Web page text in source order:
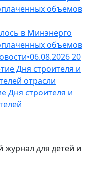
в Минэнерго
объемов
•06.08.202620
Дня строителя и
журнал для детей и